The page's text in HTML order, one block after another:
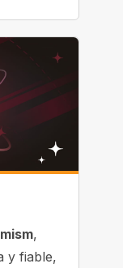
,
y fiable,